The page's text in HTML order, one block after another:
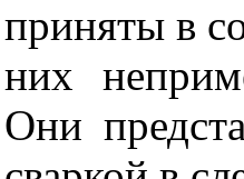
приняты в
них
Они